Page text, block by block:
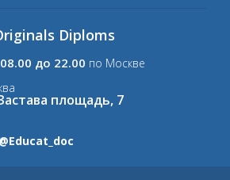
Diploms
до 22.00 по Москве
площадь, 7
@Educat_doc